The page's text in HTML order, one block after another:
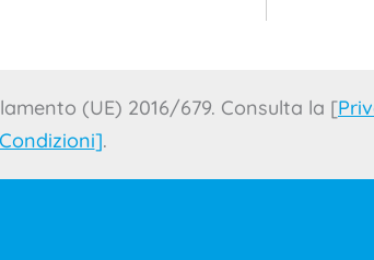
(UE) 2016/679. Consulta la [
].